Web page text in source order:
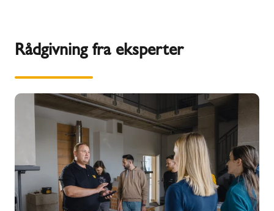
Rådgivning fra eksperter